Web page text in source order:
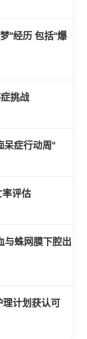
"经历 包括"爆
挑战
症行动周"
评估
与蛛网膜下腔出
计划获认可